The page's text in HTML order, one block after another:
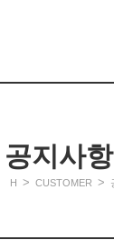
공지사항
H > CUSTOMER >